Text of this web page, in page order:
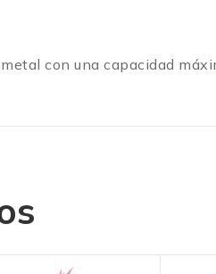
con una capacidad